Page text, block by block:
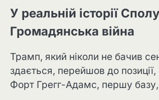
У реальній історії
Громадянська війна
Трамп, який ніколи не бачив
здається, перейшов до
Форт Грегг-Адамс, першу